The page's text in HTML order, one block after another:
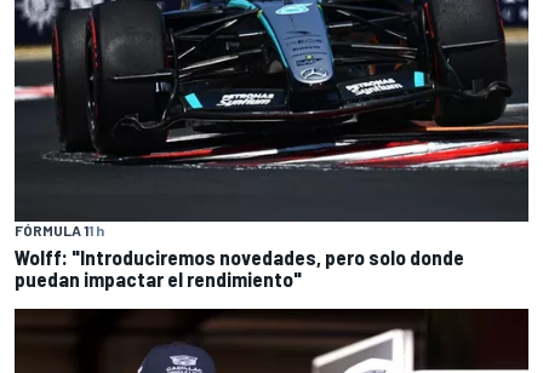
FÓRMULA 11 h
Wolff: "Introduciremos novedades, pero solo donde
puedan impactar el rendimiento"